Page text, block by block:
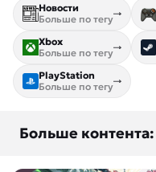
Новости
Больше по тегу
Xbox
Больше по тегу
PlayStation
Больше по тегу
Больше контента: